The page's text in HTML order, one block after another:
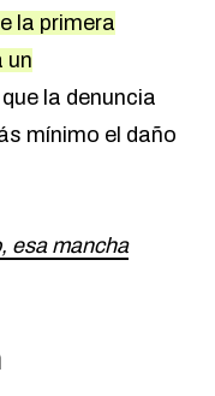
la primera
un
la denuncia
mínimo el daño
esa mancha